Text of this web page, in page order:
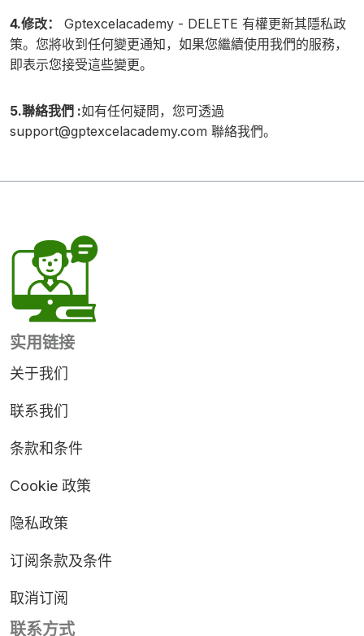
4.修改：
Gptexcelacademy - DELETE 有權更新其隱私政
策。您將收到任何變更通知，如果您繼續使用我們的服務，
即表示您接受這些變更。
5.聯絡我們 :如有任何疑問，您可透過
support@gptexcelacademy.com 聯絡我們。
实用链接
关于我们
联系我们
条款和条件
Cookie 政策
隐私政策
订阅条款及条件
取消订阅
联系方式